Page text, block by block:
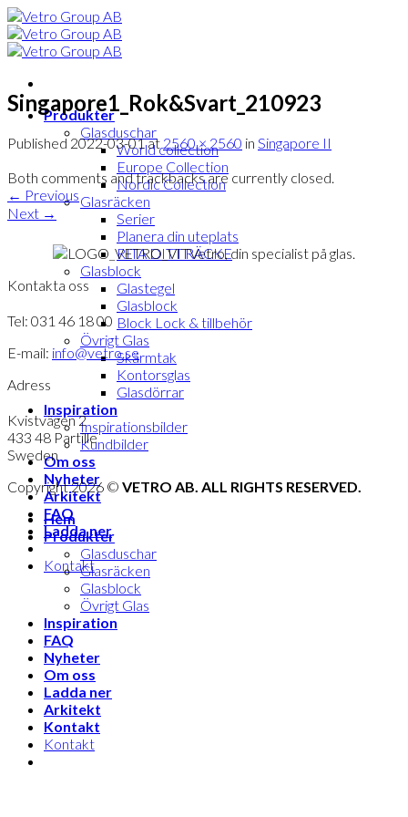
Skip
to
content
Produkter
Glasduschar
World collection
Europe Collection
Nordic Collection
Glasräcken
Serier
Planera din uteplats
RITA DITT RÄCKE
Glasblock
Glastegel
Glasblock
Block Lock & tillbehör
Övrigt Glas
Skärmtak
Kontorsglas
Glasdörrar
Inspiration
Inspirationsbilder
Kundbilder
Om oss
Nyheter
Arkitekt
FAQ
Ladda ner
Kontakt
Singapore1_Rok&Svart_210923
Published2022-03-01at 2560 × 2560 in Singapore II
Both comments and trackbacks are currently closed.
← Previous
Next →
Vetro, din specialist på glas.
Kontakta oss
Tel: 031 46 18 00
E-mail: info@vetro.se
Adress
Kvistvägen 2
433 48 Partille
Sweden
Copyright 2026 © VETRO AB. ALL RIGHTS RESERVED.
Hem
Produkter
Glasduschar
Glasräcken
Glasblock
Övrigt Glas
Inspiration
FAQ
Nyheter
Om oss
Ladda ner
Arkitekt
Kontakt
Kontakt